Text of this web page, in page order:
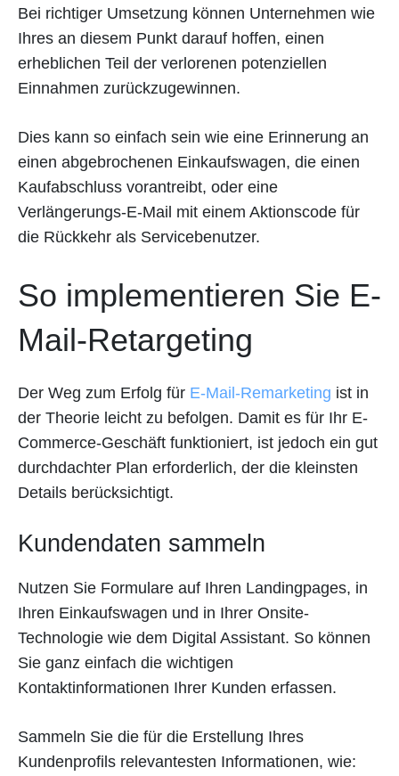
Bei richtiger Umsetzung können Unternehmen wie
Ihres an diesem Punkt darauf hoffen, einen
erheblichen Teil der verlorenen potenziellen
Einnahmen zurückzugewinnen.
Dies kann so einfach sein wie eine Erinnerung an
einen abgebrochenen Einkaufswagen, die einen
Kaufabschluss vorantreibt, oder eine
Verlängerungs-E-Mail mit einem Aktionscode für
die Rückkehr als Servicebenutzer.
So implementieren Sie E-
Mail-Retargeting
Der Weg zum Erfolg für E-Mail-Remarketing ist in
der Theorie leicht zu befolgen. Damit es für Ihr E-
Commerce-Geschäft funktioniert, ist jedoch ein gut
durchdachter Plan erforderlich, der die kleinsten
Details berücksichtigt.
Kundendaten sammeln
Nutzen Sie Formulare auf Ihren Landingpages, in
Ihren Einkaufswagen und in Ihrer Onsite-
Technologie wie dem Digital Assistant. So können
Sie ganz einfach die wichtigen
Kontaktinformationen Ihrer Kunden erfassen.
Sammeln Sie die für die Erstellung Ihres
Kundenprofils relevantesten Informationen, wie: